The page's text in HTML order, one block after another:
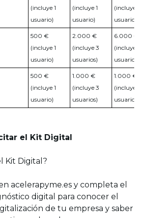
(incluye 1
usuario)
(incluye 1
usuario)
(incluye 3
usuarios)
500 €
(incluye 1
usuario)
2.000 €
(incluye 3
usuarios)
6.000 €
(incluye 10
usuarios)
500 €
(incluye 1
usuario)
1.000 €
(incluye 3
usuarios)
1.000 €
(incluye 3
usuarios)
el Kit Digital
Kit Digital?
acelerapyme.es y completa el
digital para conocer el
de tu empresa y saber